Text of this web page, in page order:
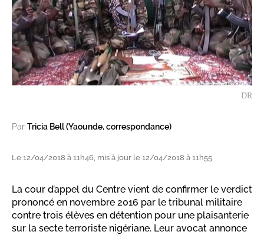
DR
Par Tricia Bell (Yaounde, correspondance)
Le 12/04/2018 à 11h46, mis à jour le 12/04/2018 à 11h55
La cour d’appel du Centre vient de confirmer le verdict
prononcé en novembre 2016 par le tribunal militaire
contre trois élèves en détention pour une plaisanterie
sur la secte terroriste nigériane. Leur avocat annonce